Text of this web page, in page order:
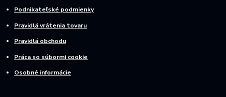
Podnikateľské podmienky
Pravidlá vrátenia tovaru
Pravidlá obchodu
Práca so súbormi cookie
Osobné informácie